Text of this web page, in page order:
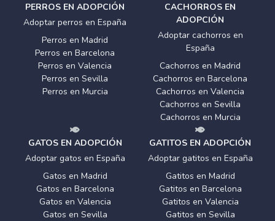
PERROS EN ADOPCIÓN
Adoptar perros en España
Perros en Madrid
Perros en Barcelona
Perros en Valencia
Perros en Sevilla
Perros en Murcia
CACHORROS EN
ADOPCIÓN
Adoptar cachorros en
España
Cachorros en Madrid
Cachorros en Barcelona
Cachorros en Valencia
Cachorros en Sevilla
Cachorros en Murcia
GATOS EN ADOPCIÓN
Adoptar gatos en España
Gatos en Madrid
Gatos en Barcelona
Gatos en Valencia
Gatos en Sevilla
GATITOS EN ADOPCIÓN
Adoptar gatitos en España
Gatitos en Madrid
Gatitos en Barcelona
Gatitos en Valencia
Gatitos en Sevilla